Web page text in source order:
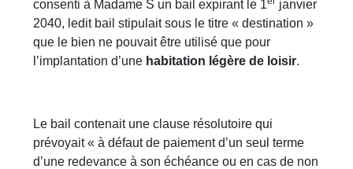
consenti à Madame S un bail expirant le 1
janvier
2040, ledit bail stipulait sous le titre « destination »
que le bien ne pouvait être utilisé que pour
l’implantation d’une habitation légère de loisir.
Le bail contenait une clause résolutoire qui
prévoyait « à défaut de paiement d’un seul terme
d’une redevance à son échéance ou en cas de non